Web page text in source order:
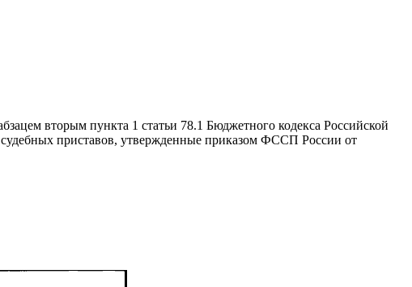
вторым пункта 1 статьи 78.1 Бюджетного кодекса Российской
приставов, утвержденные приказом ФССП России от